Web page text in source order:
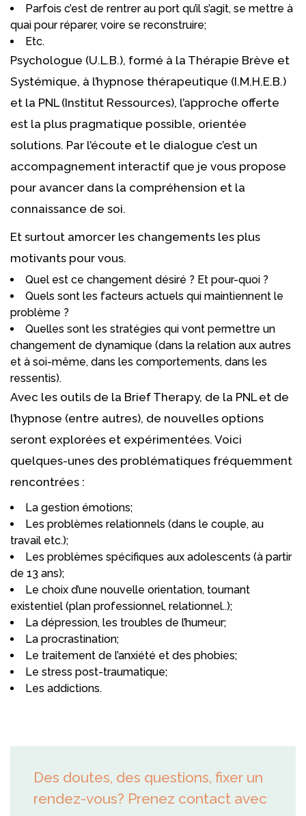
Parfois c’est de rentrer au port qu’il s’agit, se mettre à
quai pour réparer, voire se reconstruire;
Etc.
Psychologue (U.L.B.), formé à la Thérapie Brève et
Systémique, à l’hypnose thérapeutique (I.M.H.E.B.)
et la PNL (Institut Ressources), l’approche offerte
est la plus pragmatique possible, orientée
solutions. Par l’écoute et le dialogue c’est un
accompagnement interactif que je vous propose
pour avancer dans la compréhension et la
connaissance de soi.
Et surtout amorcer les changements les plus
motivants pour vous.
Quel est ce changement désiré ? Et pour-quoi ?
Quels sont les facteurs actuels qui maintiennent le
problème ?
Quelles sont les stratégies qui vont permettre un
changement de dynamique (dans la relation aux autres
et à soi-même, dans les comportements, dans les
ressentis).
Avec les outils de la Brief Therapy, de la PNL et de
l’hypnose (entre autres), de nouvelles options
seront explorées et expérimentées. Voici
quelques-unes des problématiques fréquemment
rencontrées :
La gestion émotions;
Les problèmes relationnels (dans le couple, au
travail etc.);
Les problèmes spécifiques aux adolescents (à partir
de 13 ans);
Le choix d’une nouvelle orientation, tournant
existentiel (plan professionnel, relationnel..);
La dépression, les troubles de l’humeur;
La procrastination;
Le traitement de l’anxiété et des phobies;
Le stress post-traumatique;
Les addictions.
Des doutes, des questions, fixer un
rendez-vous? Prenez contact avec